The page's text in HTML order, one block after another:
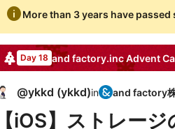
infoMore than 3 years have
Day 18 and factory.incAdvent
@ykkd (ykkd)in
【iOS】ストレー